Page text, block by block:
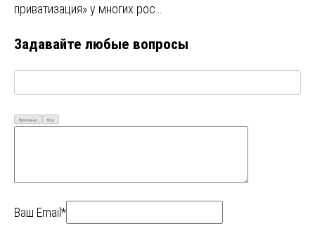
приватизация» у многих рос…
Задавайте любые вопросы
Визуально Код
Ваш Email*